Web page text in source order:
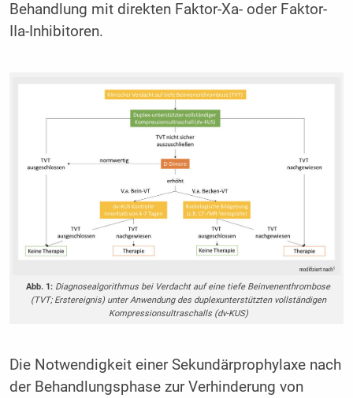
Behandlung mit direkten Faktor-Xa- oder Faktor-
IIa-Inhibitoren.
Abb. 1: Diagnosealgorithmus bei Verdacht auf eine tiefe Beinvenenthrombose
(TVT; Erstereignis) unter Anwendung des duplexunterstützten vollständigen
Kompressionsultraschalls (dv-KUS)
Die Notwendigkeit einer Sekundärprophylaxe nach
der Behandlungsphase zur Verhinderung von